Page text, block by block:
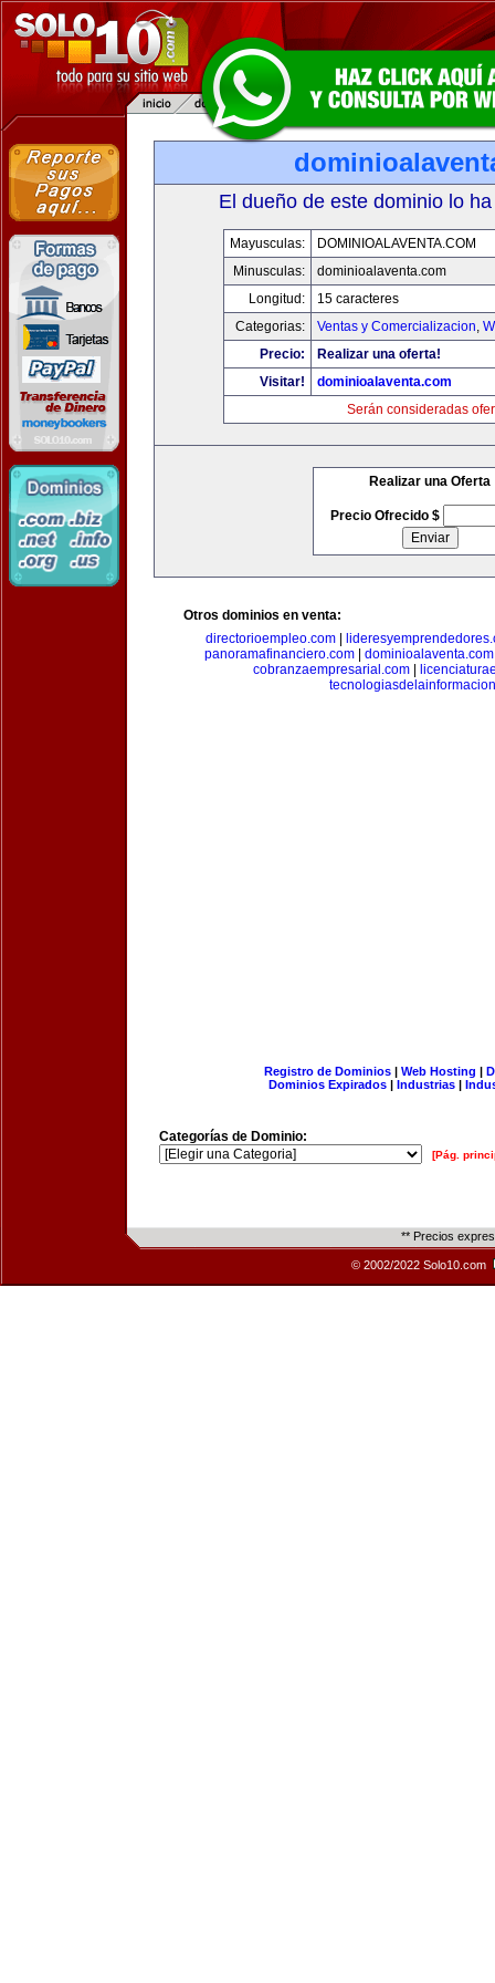
El dueño de este dominio lo
Mayusculas:
DOMINIOALAVENTA.COM
Minusculas:
dominioalaventa.com
Longitud:
15 caracteres
Categorias:
Ventas y Comercializacion,
Precio:
Realizar una oferta!
Visitar!
dominioalaventa.com
Serán consideradas
Realizar una Oferta
Precio Ofrecido $
Otros dominios en venta:
directorioempleo.com
panoramafinanciero.com
dominioalaventa.com
cobranzaempresarial.com
Registro de Dominios| Web Hosting |
Dominios Expirados | Industrias |
Categorías de Dominio:
[Pág.
** Precios
© 2002/2022 Solo10.com